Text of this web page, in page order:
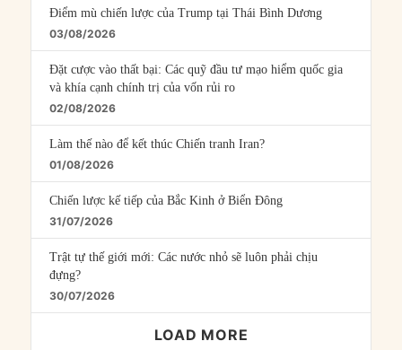
Điểm mù chiến lược của Trump tại Thái Bình Dương
03/08/2026
Đặt cược vào thất bại: Các quỹ đầu tư mạo hiểm quốc gia
và khía cạnh chính trị của vốn rủi ro
02/08/2026
Làm thế nào để kết thúc Chiến tranh Iran?
01/08/2026
Chiến lược kế tiếp của Bắc Kinh ở Biển Đông
31/07/2026
Trật tự thế giới mới: Các nước nhỏ sẽ luôn phải chịu
đựng?
30/07/2026
LOAD MORE